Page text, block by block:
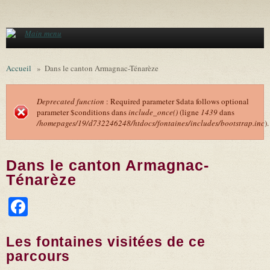
Main menu
Accueil » Dans le canton Armagnac-Ténarèze
Message d'erreur
Deprecated function : Required parameter $data follows optional
parameter $conditions dansinclude_once()(ligne 1439dans
/homepages/19/d732246248/htdocs/fontaines/includes/bootstrap.inc).
Dans le canton Armagnac-
Ténarèze
Les fontaines visitées de ce
parcours